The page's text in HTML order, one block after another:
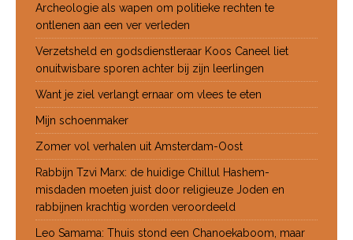
Archeologie als wapen om politieke rechten te
ontlenen aan een ver verleden
Verzetsheld en godsdienstleraar Koos Caneel liet
onuitwisbare sporen achter bij zijn leerlingen
Want je ziel verlangt ernaar om vlees te eten
Mijn schoenmaker
Zomer vol verhalen uit Amsterdam-Oost
Rabbijn Tzvi Marx: de huidige Chillul Hashem-
misdaden moeten juist door religieuze Joden en
rabbijnen krachtig worden veroordeeld
Leo Samama: Thuis stond een Chanoekaboom, maar